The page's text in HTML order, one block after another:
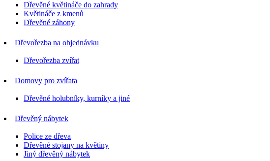
Dřevěné květináče do zahrady
Květináče z kmenů
Dřevěné záhony
Dřevořezba na objednávku
Dřevořezba zvířat
Domovy pro zvířata
Dřevěné holubníky, kurníky a jiné
Dřevěný nábytek
Police ze dřeva
Dřevěné stojany na květiny
Jiný dřevěný nábytek